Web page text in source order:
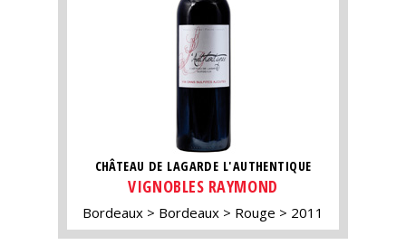
CHÂTEAU DE LAGARDE L'AUTHENTIQUE
VIGNOBLES RAYMOND
Bordeaux Bordeaux Rouge 2011